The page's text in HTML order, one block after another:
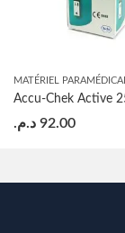
MATÉRIEL PARAMÉDICAL
92.00 د.م.